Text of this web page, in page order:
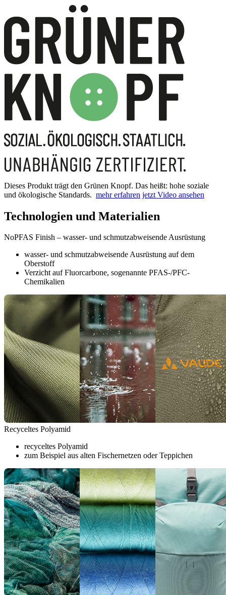
Dieses Produkt trägt den Grünen Knopf. Das heißt: hohe soziale
und ökologische Standards. mehr erfahren jetzt Video ansehen
Technologien und Materialien
NoPFAS Finish – wasser- und schmutzabweisende Ausrüstung
wasser- und schmutzabweisende Ausrüstung auf dem
Oberstoff
Verzicht auf Fluorcarbone, sogenannte PFAS-/PFC-
Chemikalien
Recyceltes Polyamid
recyceltes Polyamid
zum Beispiel aus alten Fischernetzen oder Teppichen